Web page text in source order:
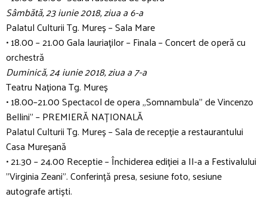
Sâmbătă, 23 iunie 2018, ziua a 6-a
Palatul Culturii Tg. Mureș – Sala Mare
• 18.00 – 21.00 Gala lauriaților – Finala – Concert de operă cu
orchestră
Duminică, 24 iunie 2018, ziua a 7-a
Teatru Naționa Tg. Mureș
• 18.00–21.00 Spectacol de opera „Somnambula” de Vincenzo
Bellini” – PREMIERĂ NAȚIONALĂ
Palatul Culturii Tg. Mureș – Sala de recepție a restaurantului
Casa Mureșană
• 21.30 – 24.00 Receptie – Închiderea ediției a II-a a Festivalului
”Virginia Zeani”. Conferință presa, sesiune foto, sesiune
autografe artiști.